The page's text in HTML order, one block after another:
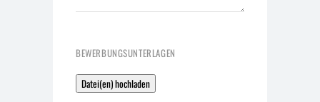
BEWERBUNGSUNTERLAGEN